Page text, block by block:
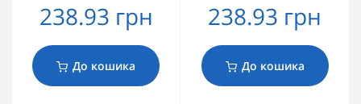
238.93 грн
До кошика
238.93 грн
До кошика